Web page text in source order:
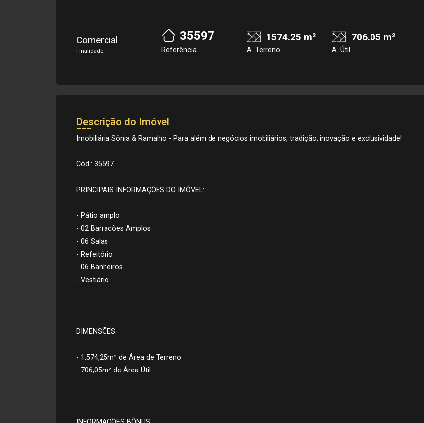
Comercial
Finalidade
35597
Referência
1574.25 m²
A. Terreno
706.05 m²
A. Útil
Descrição do Imóvel
Imobiliária Sônia & Ramalho - Para além de negócios imobiliários, tradição, inovação e exclusividade!
Cód.: 35597
PRINCIPAIS INFORMAÇÕES DO IMÓVEL:
- Pátio amplo
- 02 Barracões Amplos
- 06 Salas
- Refeitório
- 06 Banheiros
- Vestiário
DIMENSÕES:
- 1.574,25m² de Área de Terreno
- 706,05m² de Área Útil